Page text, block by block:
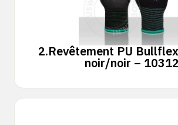
2.Revêtement PU
noir/noir – 10312